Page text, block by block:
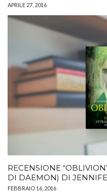
APRILE 27, 2016
RECENSIONE
DI DAEMON) DI
FEBBRAIO 16, 2016